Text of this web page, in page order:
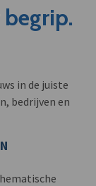
in de juiste
bedrijven en